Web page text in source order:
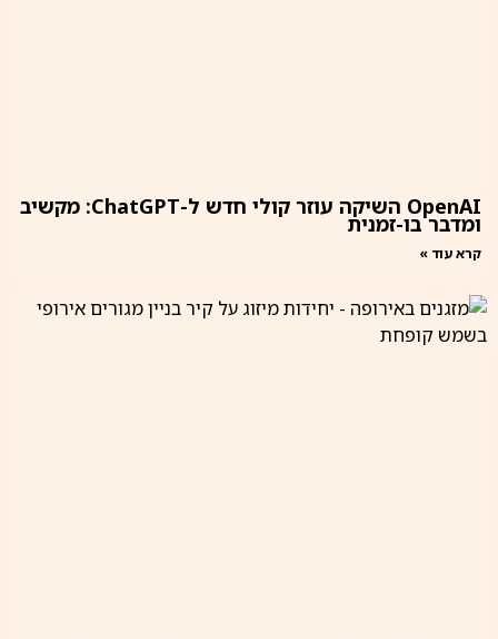
OpenAI השיקה עוזר קולי חדש ל-ChatGPT: מקשיב
ומדבר בו-זמנית
קרא עוד »